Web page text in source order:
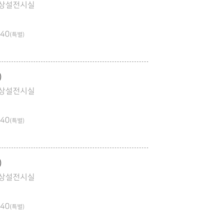
전시실
(특별)
전시실
(특별)
전시실
(특별)